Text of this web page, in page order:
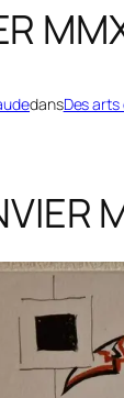
dansDes arts